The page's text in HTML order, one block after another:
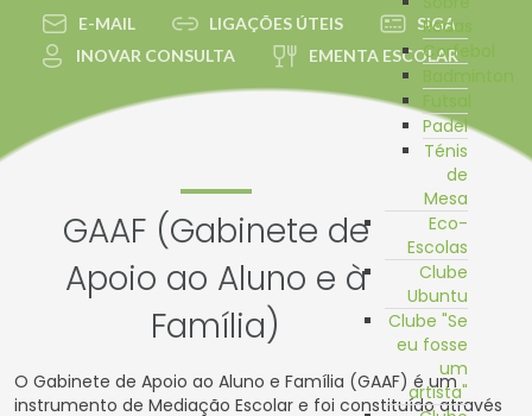
Rodas
Corfebol
Badminton
Futsal
Padel
Ténis
de
Mesa
Eco-
Escolas
Clube
Ubuntu
Clube "Se
eu fosse
um
artista"
E-MAIL LIGAÇÕES ÚTEIS
SIGA
INOVAR CONSULTA
EMENTA ESCOLAR
GAAF (Gabinete de
Apoio ao Aluno e à
Família)
O Gabinete de Apoio ao Aluno e Família (GAAF) é um
instrumento de Mediação Escolar e foi constituído através